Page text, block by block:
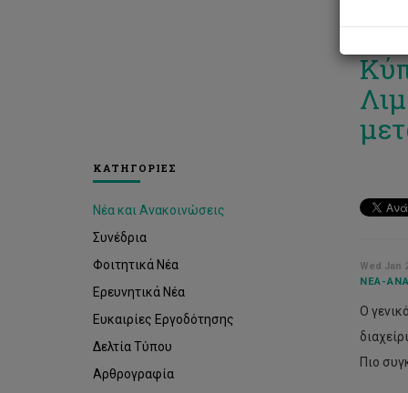
ΚΑΤΗΓΟΡΙΕΣ
Νέα και Ανακοινώσεις
Συνέδρια
Φοιτητικά Νέα
Ερευνητικά Νέα
Ευκαιρίες Εργοδότησης
Δελτία Τύπου
Αρθρογραφία
Wed Jan
ΝΈΑ-
O
Πιο